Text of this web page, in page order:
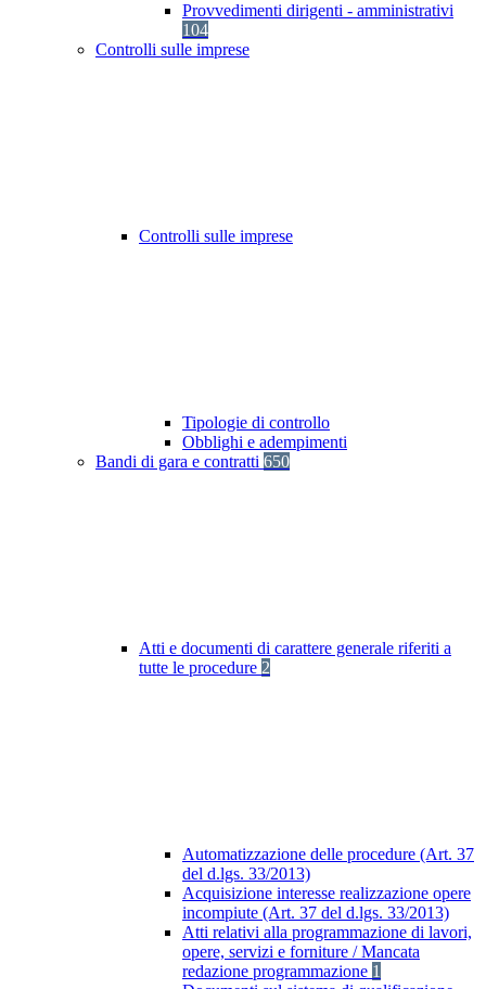
Provvedimenti dirigenti - amministrativi
104
Controlli sulle imprese
Controlli sulle imprese
Tipologie di controllo
Obblighi e adempimenti
Bandi di gara e contratti 650
Atti e documenti di carattere generale riferiti a
tutte le procedure 2
Automatizzazione delle procedure (Art. 37
del d.lgs. 33/2013)
Acquisizione interesse realizzazione opere
incompiute (Art. 37 del d.lgs. 33/2013)
Atti relativi alla programmazione di lavori,
opere, servizi e forniture / Mancata
redazione programmazione 1